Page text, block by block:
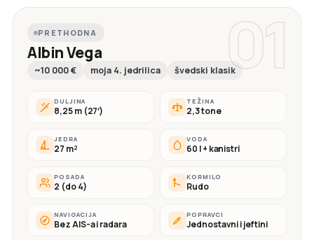
01
PRETHODNA
Albin Vega
~10 000 € moja 4. jedrilica švedski klasik
DULJINA
8,25 m (27′)
TEŽINA
2,3 tone
JEDRA
27 m²
VODA
60 l + kanistri
POSADA
2 (do 4)
KORMILO
Rudo
NAVIGACIJA
Bez AIS-a i radara
POPRAVCI
Jednostavni i jeftini